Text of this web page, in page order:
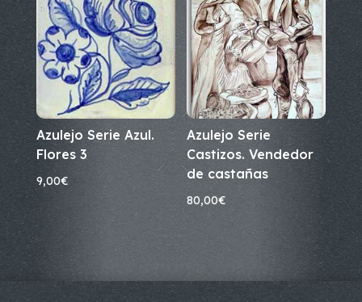
Azulejo Serie Azul.
Flores 3
9,00€
Azulejo Serie
Castizos. Vendedor
de castañas
80,00€